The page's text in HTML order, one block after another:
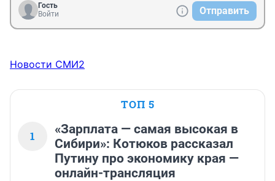
Гость
Войти
Отправить
Новости СМИ2
ТОП 5
1
«Зарплата — самая высокая в
Сибири»: Котюков рассказал
Путину про экономику края —
онлайн-трансляция